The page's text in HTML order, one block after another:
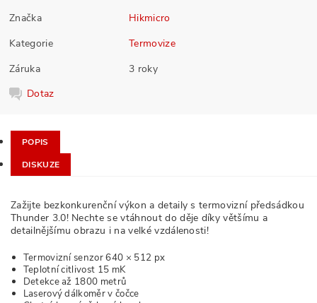
Značka
Hikmicro
Kategorie
Termovize
Záruka
3 roky
Dotaz
POPIS
DISKUZE
Zažijte bezkonkurenční výkon a detaily s termovizní předsádkou
Thunder 3.0! Nechte se vtáhnout do děje díky většímu a
detailnějšímu obrazu i na velké vzdálenosti!
Termovizní senzor 640 × 512 px
Teplotní citlivost 15 mK
Detekce až 1800 metrů
Laserový dálkoměr v čočce